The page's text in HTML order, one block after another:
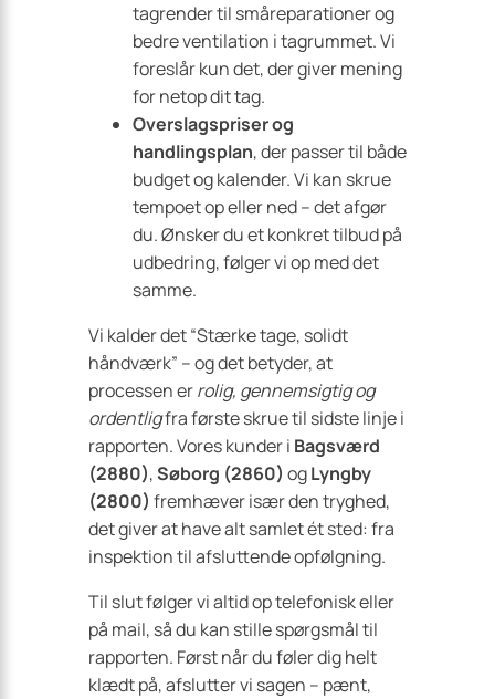
tagrender til småreparationer og
bedre ventilation i tagrummet. Vi
foreslår kun det, der giver mening
for netop dit tag.
Overslagspriser og
handlingsplan, der passer til både
budget og kalender. Vi kan skrue
tempoet op eller ned – det afgør
du. Ønsker du et konkret tilbud på
udbedring, følger vi op med det
samme.
Vi kalder det “Stærke tage, solidt
håndværk” – og det betyder, at
processen errolig, gennemsigtig og
ordentligfra første skrue til sidste linje i
rapporten. Vores kunder i Bagsværd
(2880),Søborg (2860) ogLyngby
(2800) fremhæver især den tryghed,
det giver at have alt samlet ét sted: fra
inspektion til afsluttende opfølgning.
Til slut følger vi altid op telefonisk eller
på mail, så du kan stille spørgsmål til
rapporten. Først når du føler dig helt
klædt på, afslutter vi sagen – pænt,